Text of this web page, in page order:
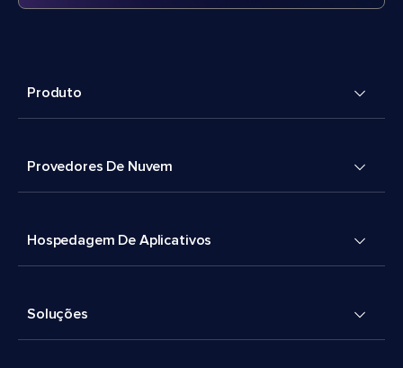
Produto
Provedores De Nuvem
Hospedagem De Aplicativos
Soluções